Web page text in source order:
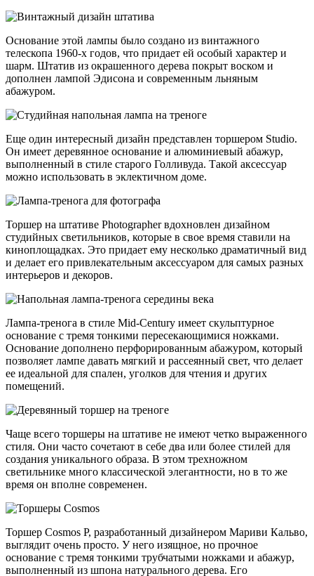
Основание этой лампы было создано из винтажного
телескопа 1960-х годов, что придает ей особый характер и
шарм. Штатив из окрашенного дерева покрыт воском и
дополнен лампой Эдисона и современным льняным
абажуром.
Еще один интересный дизайн представлен торшером Studio.
Он имеет деревянное основание и алюминиевый абажур,
выполненный в стиле старого Голливуда. Такой аксессуар
можно использовать в эклектичном доме.
Торшер на штативе Photographer вдохновлен дизайном
студийных светильников, которые в свое время ставили на
киноплощадках. Это придает ему несколько драматичный вид
и делает его привлекательным аксессуаром для самых разных
интерьеров и декоров.
Лампа-тренога в стиле Mid-Century имеет скульптурное
основание с тремя тонкими пересекающимися ножками.
Основание дополнено перфорированным абажуром, который
позволяет лампе давать мягкий и рассеянный свет, что делает
ее идеальной для спален, уголков для чтения и других
помещений.
Чаще всего торшеры на штативе не имеют четко выраженного
стиля. Они часто сочетают в себе два или более стилей для
создания уникального образа. В этом трехножном
светильнике много классической элегантности, но в то же
время он вполне современен.
Торшер Cosmos P, разработанный дизайнером Мариви Кальво,
выглядит очень просто. У него изящное, но прочное
основание с тремя тонкими трубчатыми ножками и абажур,
выполненный из шпона натурального дерева. Его